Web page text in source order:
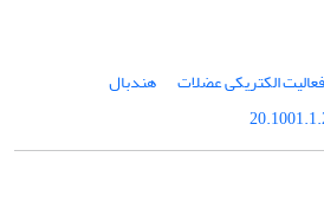
الکتریکی عضلات
هندبال